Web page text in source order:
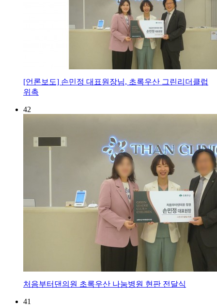
[언론보도] 손민정 대표원장님, 초록우산 그린리더클럽
위촉
42
처음부터댄의원 초록우산 나눔병원 현판 전달식
41